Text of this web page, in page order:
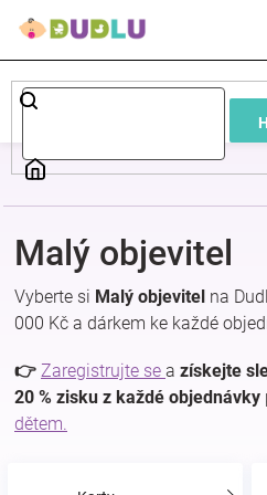
Dětské
a
kojenecké
oblečení
Pokojíček
a
kojenecká
Malý objevitel
Vyberte si Malý objevitel na
000 Kč a dárkem ke každé
👉 Zaregistrujte se a získejte
20 % zisku z každé objednávky
dětem.